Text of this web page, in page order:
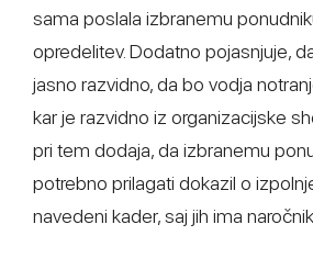
sama poslala izbranemu
opredelitev. Dodatno pojasnjuje,
jasno razvidno, da bo vodja
kar je razvidno iz organizacijske
pri tem dodaja, da izbranemu
potrebno prilagati dokazil o
navedeni kader, saj jih ima